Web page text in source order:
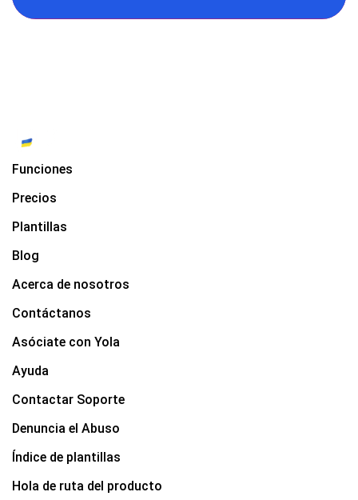
Funciones
Precios
Plantillas
Blog
Acerca de nosotros
Contáctanos
Asóciate con Yola
Ayuda
Contactar Soporte
Denuncia el Abuso
Índice de plantillas
Hola de ruta del producto